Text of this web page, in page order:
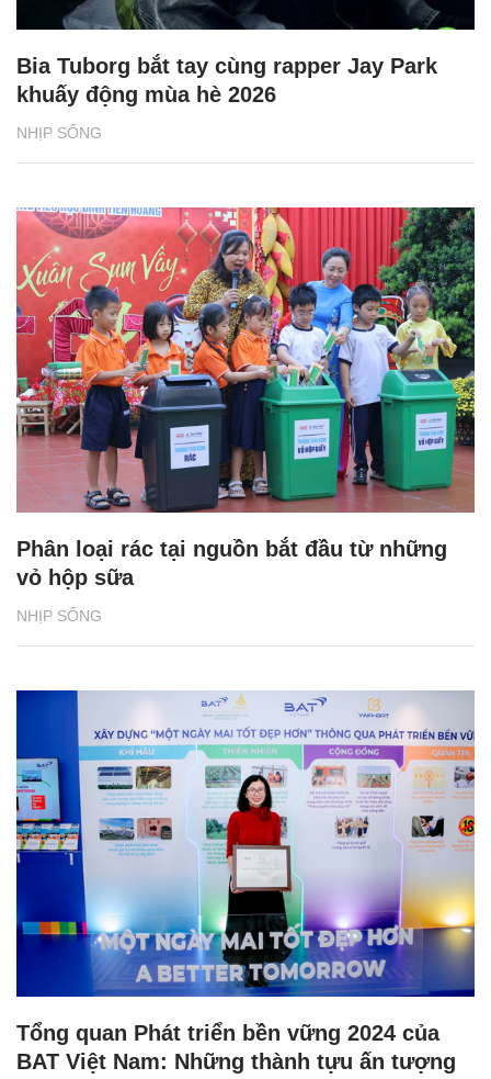
NHỊP SỐNG
Bia Tuborg bắt tay cùng rapper Jay Park
khuấy động mùa hè 2026
NHỊP SỐNG
Phân loại rác tại nguồn bắt đầu từ những
vỏ hộp sữa
Tổng quan Phát triển bền vững 2024 của
BAT Việt Nam: Những thành tựu ấn tượng